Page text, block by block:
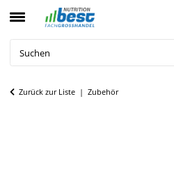
Zurück zur Liste Zubehör